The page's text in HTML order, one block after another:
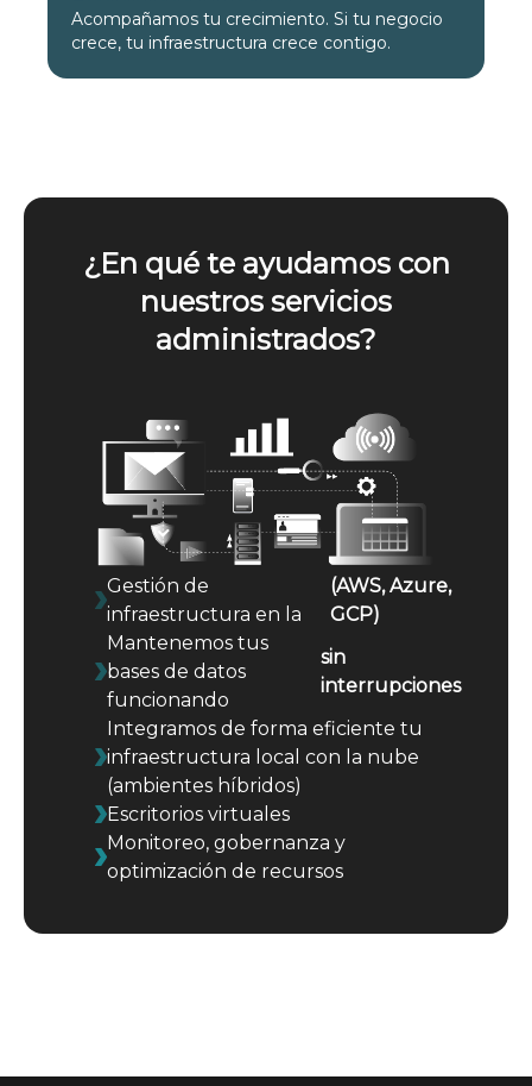
Acompañamos tu crecimiento. Si tu negocio
crece, tu infraestructura crece contigo.
¿En qué te ayudamos con
nuestros servicios
administrados?
Gestión de
infraestructura en la
(AWS, Azure,
GCP)
Mantenemos tus
bases de datos
funcionando
sin
interrupciones
Integramos de forma eficiente tu
infraestructura local con la nube
(ambientes híbridos)
Escritorios virtuales
Monitoreo, gobernanza y
optimización de recursos